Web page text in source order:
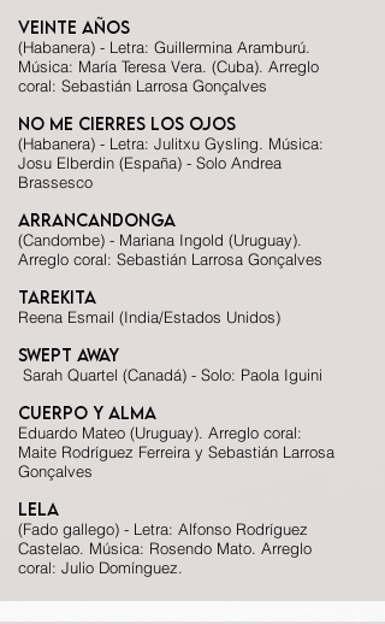
Veinte años
(Habanera) - Letra: Guillermina Aramburú.
Música: María Teresa Vera. (Cuba). Arreglo
coral: Sebastián Larrosa Gonçalves
No me cierres los ojos
(Habanera) - Letra: Julitxu Gysling. Música:
Josu Elberdin (España) - Solo Andrea
Brassesco
Arrancandonga
(Candombe) - Mariana Ingold (Uruguay).
Arreglo coral: Sebastián Larrosa Gonçalves
Tarekita
Reena Esmail (India/Estados Unidos)
Swept away
Sarah Quartel (Canadá) - Solo: Paola Iguini
Cuerpo y alma
Eduardo Mateo (Uruguay). Arreglo coral:
Maite Rodríguez Ferreira y Sebastián Larrosa
Gonçalves
Lela
(Fado gallego) - Letra: Alfonso Rodríguez
Castelao. Música: Rosendo Mato. Arreglo
coral: Julio Domínguez.